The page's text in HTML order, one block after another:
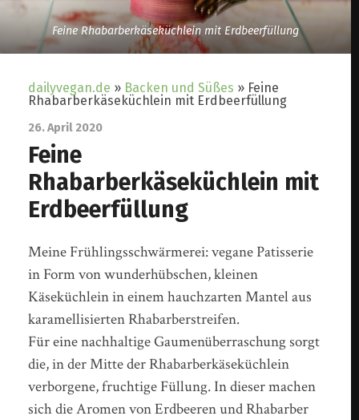
Feine Rhabarberkäseküchlein mit Erdbeerfüllung
dailyvegan.de » Backen und Süßes » Feine
Rhabarberkäseküchlein mit Erdbeerfüllung
26. April 2020
Feine
Rhabarberkäseküchlein mit
Erdbeerfüllung
Meine Frühlingsschwärmerei: vegane Patisserie
in Form von wunderhübschen, kleinen
Käseküchlein in einem hauchzarten Mantel aus
karamellisierten Rhabarberstreifen.
Für eine nachhaltige Gaumenüberraschung sorgt
die, in der Mitte der Rhabarberkäseküchlein
verborgene, fruchtige Füllung. In dieser machen
sich die Aromen von Erdbeeren und Rhabarber